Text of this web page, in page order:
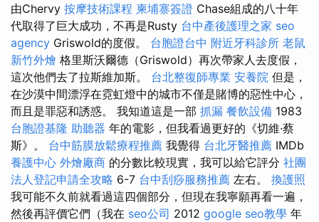
由Chervy 按摩技術課程 柬埔寨簽證 Chase組成的八十年
代取得了巨大成功，不再是Rusty 台中產後護理之家 seo
agency Griswold的度假。 台胞證台中 附近牙科診所 老鼠
新竹外燴 格里斯沃爾德（Griswold）再次帶家人去度假，
這次​​他們去了拉斯維加斯。 台北整復師專業 安養院 但是，
在沙漠中間漂浮在霓虹燈中的城市不僅是賭博的惡性中心，
而且是罪惡和誘惑。 我知道這是一部 抓漏 餐飲設備 1983
台胞證基隆 助聽器 年的電影，但我看過更好的《切維·蔡
斯》。 台中筋膜放鬆療程推薦 我覺得 台北牙醫推薦 IMDb
養護中心 外燴廠商 的分數比較現實，我可以給它評分 社團
法人登記申請全攻略 6-7 台中刮痧服務推薦 左右。 換護照
我可能不久前就看過這四個部分，但現在我寧願再看一遍，
然後再評價它們（我在 seo公司 2012 google seo教學 年